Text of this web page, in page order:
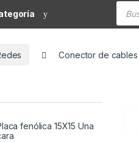
Conector de cables
fenólica 15X15 Una